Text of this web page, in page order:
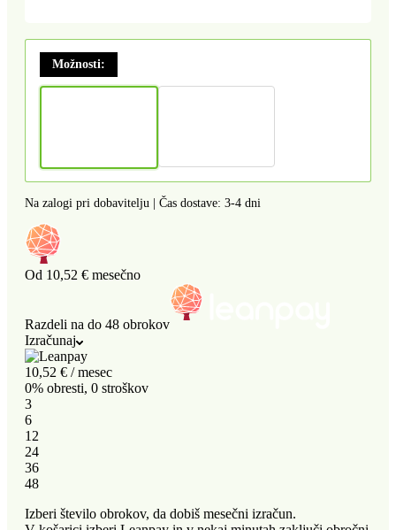
Možnosti:
Na zalogi pri dobavitelju | Čas dostave: 3-4 dni
Od 10,52 € mesečno
Razdeli na do 48 obrokov
Izračunaj
10,52 € / mesec
0% obresti, 0 stroškov
3
6
12
24
36
48
Izberi število obrokov, da dobiš mesečni izračun.